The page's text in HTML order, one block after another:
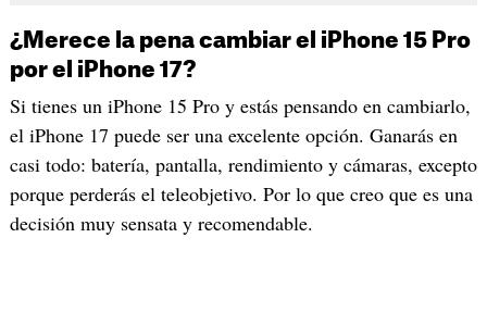
¿Merece la pena cambiar el iPhone 15 Pro
por el iPhone 17?
Si tienes un iPhone 15 Pro y estás pensando en cambiarlo,
el iPhone 17 puede ser una excelente opción. Ganarás en
casi todo: batería, pantalla, rendimiento y cámaras, excepto
porque perderás el teleobjetivo. Por lo que creo que es una
decisión muy sensata y recomendable.